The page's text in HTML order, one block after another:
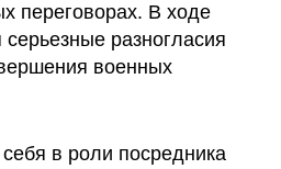
переговорах. В ходе
разногласия
военных
в роли посредника